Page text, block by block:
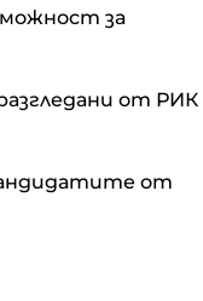
за
от РИК
от